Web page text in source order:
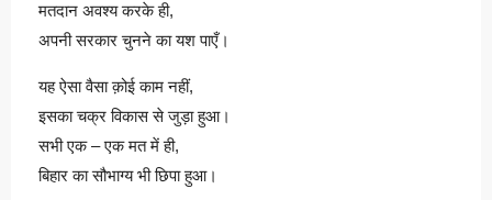
मतदान अवश्य करके ही,
अपनी सरकार चुनने का यश पाएँ।
यह ऐसा वैसा क़ोई काम नहीं,
इसका चक्र विकास से जुड़ा हुआ।
सभी एक – एक मत में ही,
बिहार का सौभाग्य भी छिपा हुआ।